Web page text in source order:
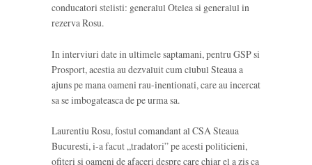
conducatori stelisti: generalul Otelea si generalul in
rezerva Rosu.
In interviuri date in ultimele saptamani, pentru GSP si
Prosport, acestia au dezvaluit cum clubul Steaua a
ajuns pe mana oameni rau-inentionati, care au incercat
sa se imbogateasca de pe urma sa.
Laurentiu Rosu, fostul comandant al CSA Steaua
Bucuresti, i-a facut „tradatori” pe acesti politicieni,
ofiteri si oameni de afaceri despre care chiar el a zis ca